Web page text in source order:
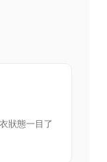
狀態一目了